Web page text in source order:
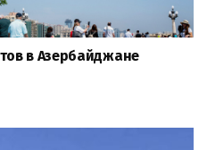
в Азербайджане